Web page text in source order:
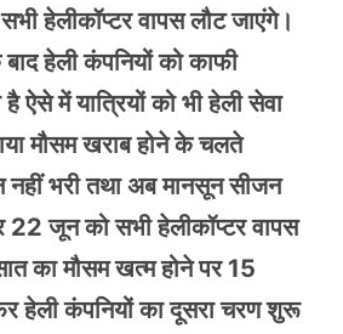
हेलीकॉप्टर वापस लौट जाएंगे।
हेली कंपनियों को काफी
ऐसे में यात्रियों को भी हेली सेवा
मौसम खराब होने के चलते
नहीं भरी तथा अब मानसून सीजन
22 जून को सभी हेलीकॉप्टर वापस
का मौसम खत्म होने पर 15
हेली कंपनियों का दूसरा चरण शुरू